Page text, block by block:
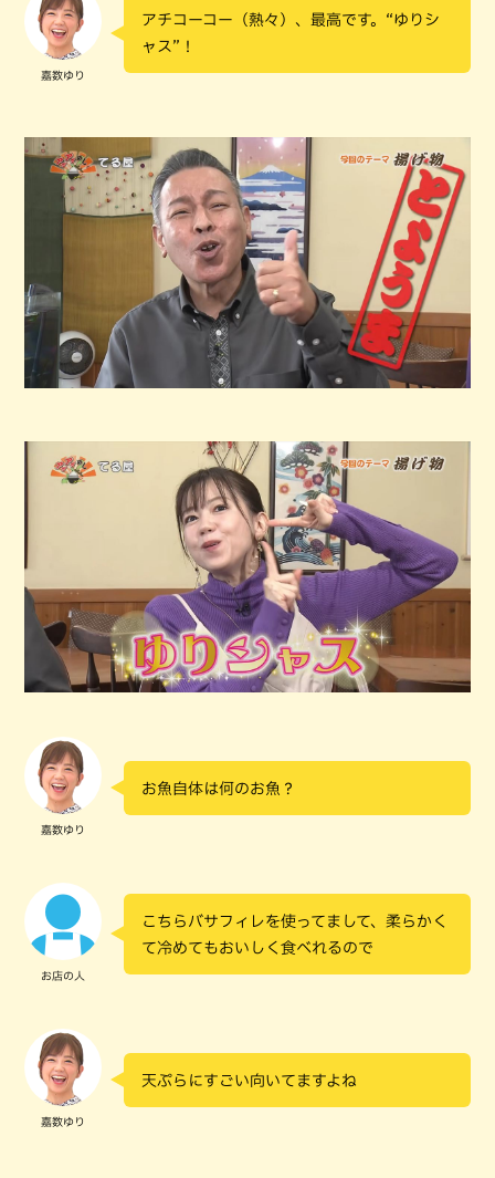
嘉数ゆり
アチコーコー（熱々）、最高です。“ゆりシ
ャス”！
嘉数ゆり
お魚自体は何のお魚？
お店の人
こちらバサフィレを使ってまして、柔らかく
て冷めてもおいしく食べれるので
嘉数ゆり
天ぷらにすごい向いてますよね